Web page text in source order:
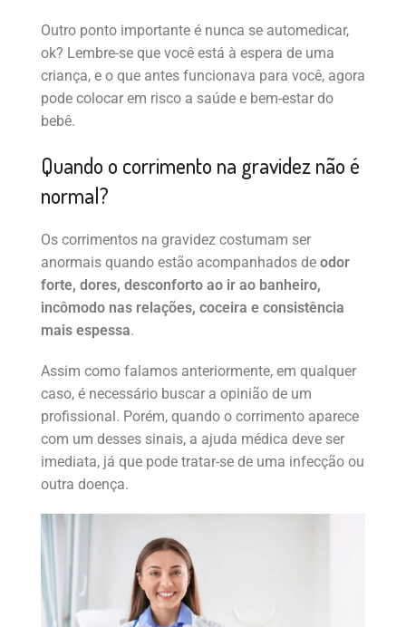
Outro ponto importante é nunca se automedicar,
ok? Lembre-se que você está à espera de uma
criança, e o que antes funcionava para você, agora
pode colocar em risco a saúde e bem-estar do
bebê.
Quando o corrimento na gravidez não é
normal?
Os corrimentos na gravidez costumam ser
anormais quando estão acompanhados de odor
forte, dores, desconforto ao ir ao banheiro,
incômodo nas relações, coceira e consistência
mais espessa.
Assim como falamos anteriormente, em qualquer
caso, é necessário buscar a opinião de um
profissional. Porém, quando o corrimento aparece
com um desses sinais, a ajuda médica deve ser
imediata, já que pode tratar-se de uma infecção ou
outra doença.